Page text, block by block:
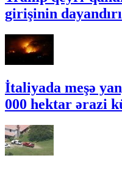
girişinin
İtaliyada meşə
000 hektar ərazi